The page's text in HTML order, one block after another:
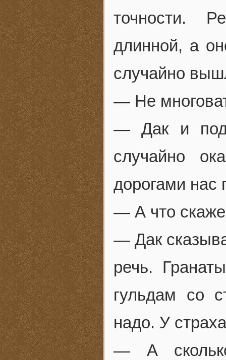
точности.
длинной, а
случайно
— Не
— Дак и
случайно
дорогами нас
— А что
— Дак
речь.
гульдам со
надо. У
— А